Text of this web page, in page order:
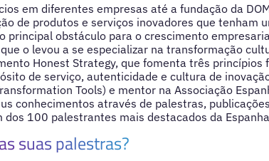
em diferentes empresas até a fundação da
de produtos e serviços inovadores que tenham
principal obstáculo para o crescimento
o levou a se especializar na transformação
Honest Strategy, que fomenta três princípios
de serviço, autenticidade e cultura de
Tools) e mentor na Associação
conhecimentos através de palestras,
dos 100 palestrantes mais destacados da
suas palestras?